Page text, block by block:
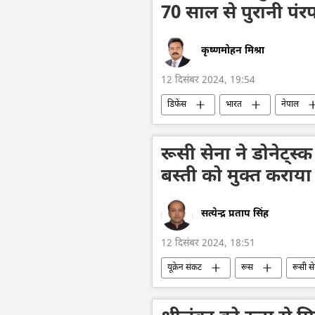
70 साल से पुरानी
कृष्णमोहन मिश्रा
12 दिसंबर 2024, 19:54
डिफेंस भारत नेपाल
राजनाथ सिंह
भारत का विकास
रूसी सेना ने डोनेट्स्क
बस्ती को मुक्त कराया
सत्येन्द्र प्रताप सिंह
12 दिसंबर 2024, 18:51
यूक्रेन संकट रूस रूसी
रक्षा मंत्रालय (MoD)
सैन्य तकनीकी
सैन्य सहायता
यूक्रेन